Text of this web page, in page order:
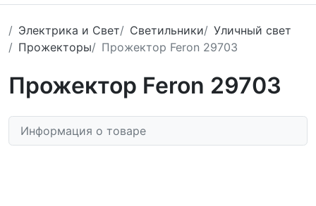
Электрика и Свет Светильники
Уличный свет
Прожекторы
Прожектор Feron 29703
Прожектор Feron 29703
Информация о товаре